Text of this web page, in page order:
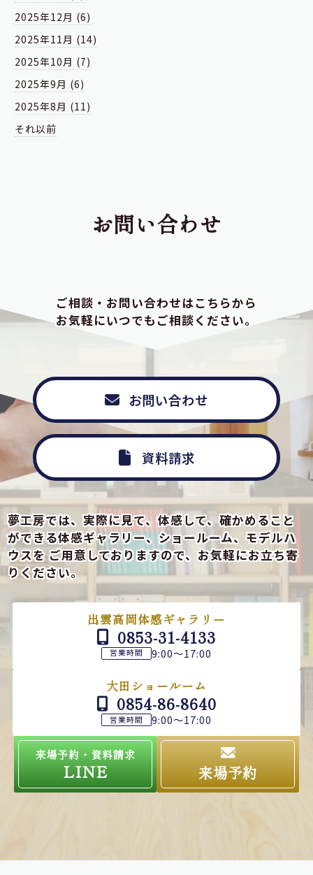
2025年12月 (6)
2025年11月 (14)
2025年10月 (7)
2025年9月 (6)
2025年8月 (11)
それ以前
お問い合わせ
ご相談・お問い合わせはこちらから
お気軽にいつでもご相談ください。
お問い合わせ
資料請求
夢工房では、実際に見て、体感して、確かめること
ができる体感ギャラリー、ショールーム、モデルハ
ウスをご用意しておりますので、お気軽にお立ち寄
りください。
出雲高岡体感ギャラリー
0853-31-4133
営業時間 9:00～17:00
大田ショールーム
0854-86-8640
営業時間 9:00～17:00
来場予約・資料請求
LINE 来場予約